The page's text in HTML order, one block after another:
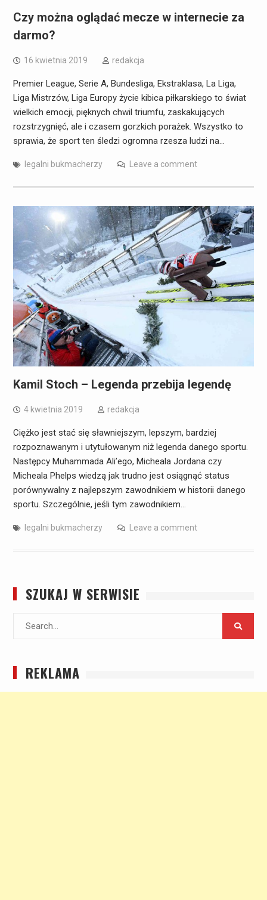
Czy można oglądać mecze w internecie za
darmo?
16 kwietnia 2019 redakcja
Premier League, Serie A, Bundesliga, Ekstraklasa, La Liga,
Liga Mistrzów, Liga Europy życie kibica piłkarskiego to świat
wielkich emocji, pięknych chwil triumfu, zaskakujących
rozstrzygnięć, ale i czasem gorzkich porażek. Wszystko to
sprawia, że sport ten śledzi ogromna rzesza ludzi na…
legalni bukmacherzy Leave a comment
Kamil Stoch – Legenda przebija legendę
4 kwietnia 2019 redakcja
Ciężko jest stać się sławniejszym, lepszym, bardziej
rozpoznawanym i utytułowanym niż legenda danego sportu.
Następcy Muhammada Ali’ego, Micheala Jordana czy
Micheala Phelps wiedzą jak trudno jest osiągnąć status
porównywalny z najlepszym zawodnikiem w historii danego
sportu. Szczególnie, jeśli tym zawodnikiem…
legalni bukmacherzy Leave a comment
SZUKAJ W SERWISIE
REKLAMA